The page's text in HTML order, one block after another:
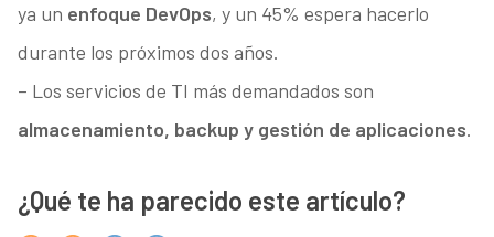
ya un enfoque DevOps, y un 45% espera hacerlo
durante los próximos dos años.
– Los servicios de TI más demandados son
almacenamiento, backup y gestión de aplicaciones.
¿Qué te ha parecido este artículo?